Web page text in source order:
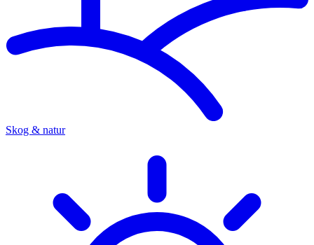
Skog & natur